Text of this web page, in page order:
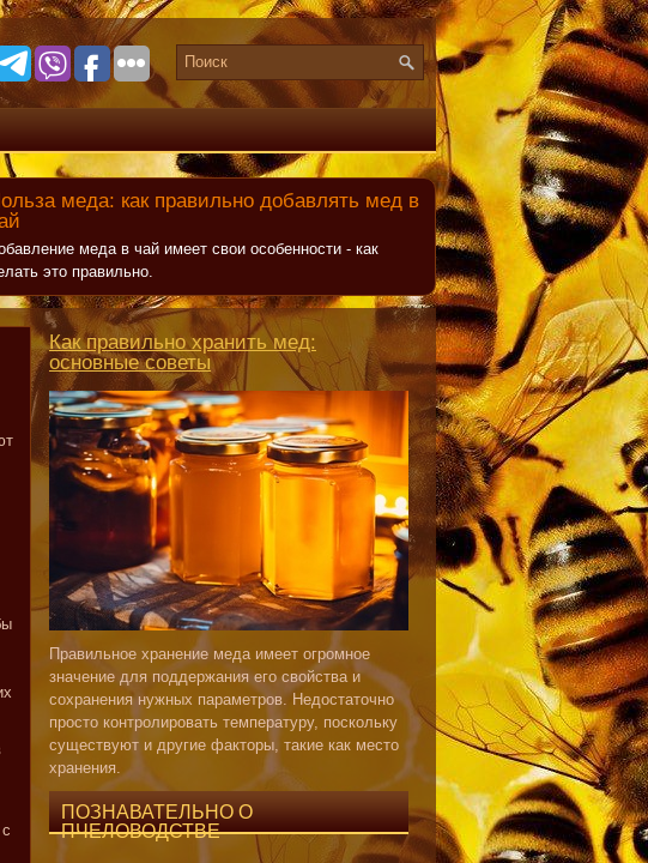
меда: как правильно добавлять мед в
меда в чай имеет свои особенности - как
это правильно.
Как правильно хранить мед:
основные советы
Правильное хранение меда имеет огромное
значение для поддержания его свойства и
сохранения нужных параметров. Недостаточно
просто контролировать температуру, поскольку
существуют и другие факторы, такие как место
хранения.
ПОЗНАВАТЕЛЬНО О
ПЧЕЛОВОДСТВЕ